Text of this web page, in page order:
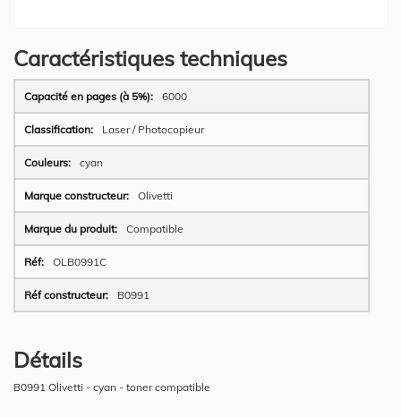
Caractéristiques techniques
Plus
d’information
6000
Laser / Photocopieur
cyan
Olivetti
Compatible
OLB0991C
B0991
Détails
B0991 Olivetti - cyan - toner compatible